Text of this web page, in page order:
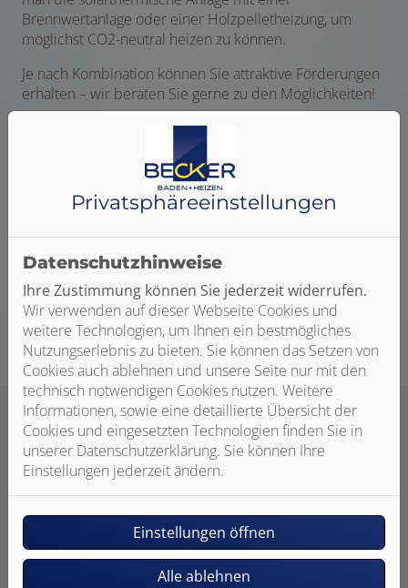
Brennwertanlage oder einer Holzpelletheizung, um
möglichst CO2-neutral heizen zu können.
Je nach Kombination können Sie attraktive Förderungen
erhalten – wir beraten Sie gerne zu den Möglichkeiten!
Gemeinsam besprechen wir Ihre Wünsche und
Anforderungen, um basierend darauf zu prüfen, welche
Kombination aus Solarheizung und Heizungsanlage für
Sie am besten geeignet ist. Bei der Installation
übernehmen wir zudem die Koordination anderer
Sie höchste Qualität, sowohl bei der Arbeit als auch den
Produkten.
Heizung-Sanitär-Klempnerei
Privatsphäre­einstellungen
Datenschutzhinweise
Ihre Zustimmung können Sie jederzeit widerrufen.
Wir verwenden auf dieser Webseite Cookies und
weitere Technologien, um Ihnen ein bestmögliches
Nutzungserlebnis zu bieten. Sie können das Setzen von
Cookies auch ablehnen und unsere Seite nur mit den
technisch notwendigen Cookies nutzen. Weitere
Informationen, sowie eine detaillierte Übersicht der
Cookies und eingesetzten Technologien finden Sie in
unserer Datenschutzerklärung. Sie können Ihre
Einstellungen jederzeit ändern.
Einstellungen öffnen
Alle ablehnen